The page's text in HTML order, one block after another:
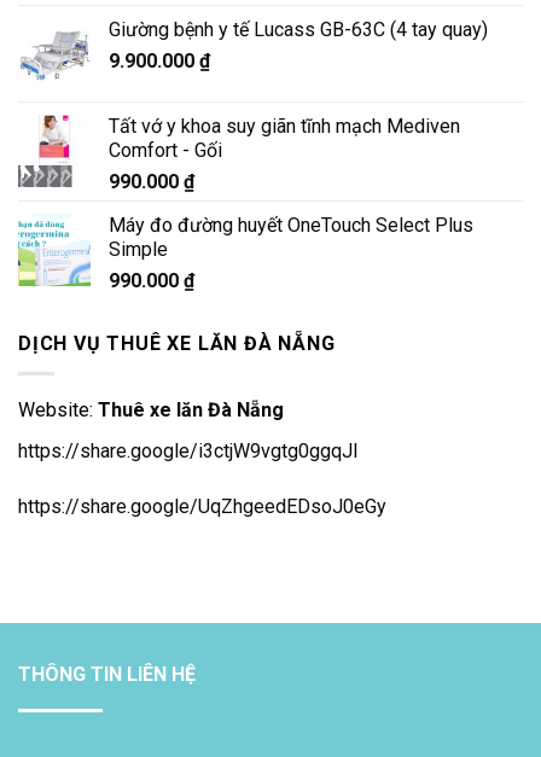
Giường bệnh y tế Lucass GB-63C (4 tay quay)
9.900.000 ₫
Tất vớ y khoa suy giãn tĩnh mạch Mediven
Comfort - Gối
990.000 ₫
Máy đo đường huyết OneTouch Select Plus
Simple
990.000 ₫
DỊCH VỤ THUÊ XE LĂN ĐÀ NẴNG
Website: Thuê xe lăn Đà Nẵng
https://share.google/i3ctjW9vgtg0ggqJl
https://share.google/UqZhgeedEDsoJ0eGy
THÔNG TIN LIÊN HỆ